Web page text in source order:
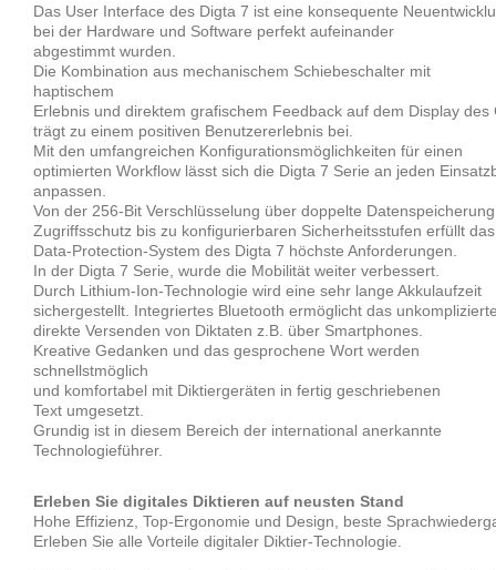
Das User Interface des Digta 7 ist eine konsequente
bei der Hardware und Software perfekt aufeinander
abgestimmt wurden.
Die Kombination aus mechanischem Schiebeschalter mit
haptischem
Erlebnis und direktem grafischem Feedback auf dem Display des
trägt zu einem positiven Benutzererlebnis bei.
Mit den umfangreichen Konfigurationsmöglichkeiten für einen
optimierten Workflow lässt sich die Digta 7 Serie an jeden
anpassen.
Von der 256-Bit Verschlüsselung über doppelte
Zugriffsschutz bis zu konfigurierbaren Sicherheitsstufen erfüllt das
Data-Protection-System des Digta 7 höchste Anforderungen.
In der Digta 7 Serie, wurde die Mobilität weiter verbessert.
Durch Lithium-Ion-Technologie wird eine sehr lange Akkulaufzeit
sichergestellt. Integriertes Bluetooth ermöglicht das
direkte Versenden von Diktaten z.B. über Smartphones.
Kreative Gedanken und das gesprochene Wort werden
schnellstmöglich
und komfortabel mit Diktiergeräten in fertig geschriebenen
Text umgesetzt.
Grundig ist in diesem Bereich der international anerkannte
Technologieführer.
Erleben Sie digitales Diktieren auf neusten Stand
Hohe Effizienz, Top-Ergonomie und Design, beste
Erleben Sie alle Vorteile digitaler Diktier-Technologie.